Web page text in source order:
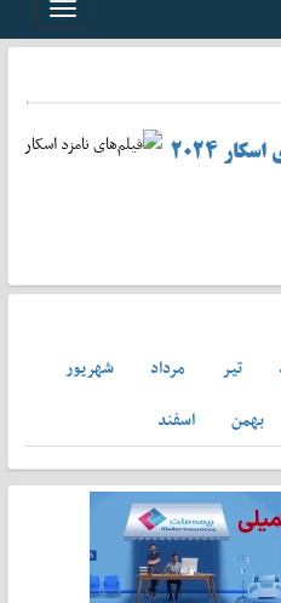
Toggle
۲۰۲۴
تير مرداد
شهريور
بهمن اسفند